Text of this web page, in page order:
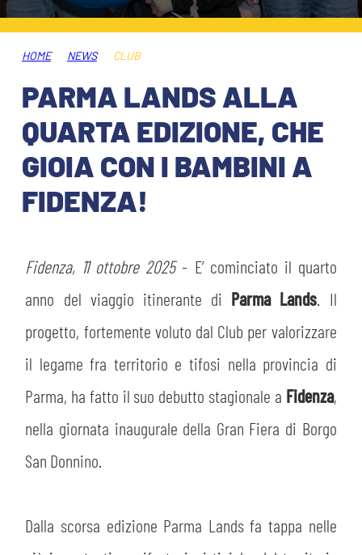
ABBONAMENTI
INFO BIGLIETTI
MUSEUM CLUB EXPERIENCE
TARDINI CARD
INFORMAZIONI ACCREDITI
TICKET GIFT CARD
SHOP
HOSPITALITY
HOSPITALITY
MUSEUM CLUB EXPERIENCE
ESPORTS
IL CLUB
STORIA
MUTTI TRAINING CENTER
STORE
MUSEO
LAVORA CON NOI
STADIO TARDINI
PLAY GREEN
CSR
ACADEMY
LEGENDS
HOME NEWS CLUB
PARMA LANDS ALLA
QUARTA EDIZIONE, CHE
GIOIA CON I BAMBINI A
FIDENZA!
Fidenza, 11 ottobre 2025- E’ cominciato il quarto
anno del viaggio itinerante di Parma Lands . Il
progetto, fortemente voluto dal Club per valorizzare
il legame fra territorio e tifosi nella provincia di
Parma, ha fatto il suo debutto stagionale a Fidenza,
nella giornata inaugurale della Gran Fiera di Borgo
San Donnino.
Dalla scorsa edizione Parma Lands fa tappa nelle